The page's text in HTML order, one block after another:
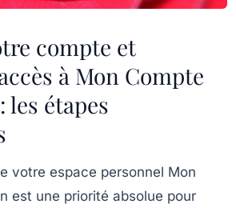
compte et
à Mon Compte
les étapes
votre espace personnel Mon
est une priorité absolue pour